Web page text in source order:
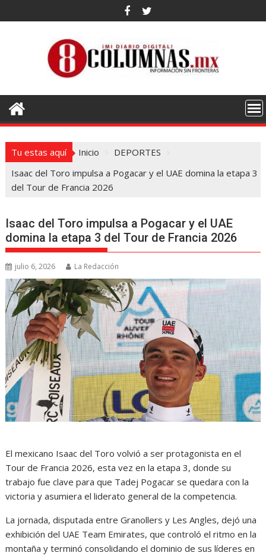
al
Tu estas aquí Inicio
DEPORTES
Isaac del Toro impulsa a Pogacar y el UAE domina la etapa 3
del Tour de Francia 2026
Isaac del Toro impulsa a Pogacar y el UAE
domina la etapa 3 del Tour de Francia 2026
julio 6, 2026 La Redacción
El mexicano Isaac del Toro volvió a ser protagonista en el
Tour de Francia 2026, esta vez en la etapa 3, donde su
trabajo fue clave para que Tadej Pogacar se quedara con la
victoria y asumiera el liderato general de la competencia.
La jornada, disputada entre Granollers y Les Angles, dejó una
exhibición del UAE Team Emirates, que controló el ritmo en la
montaña y terminó consolidando el dominio de sus líderes en